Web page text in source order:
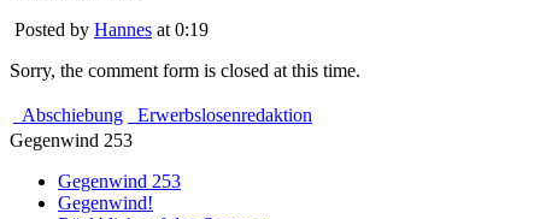
Posted by Hannes at 0:19
Sorry, the comment form is closed at this time.
Abschiebung
Erwerbslosenredaktion
Gegenwind 253
Gegenwind 253
Gegenwind!